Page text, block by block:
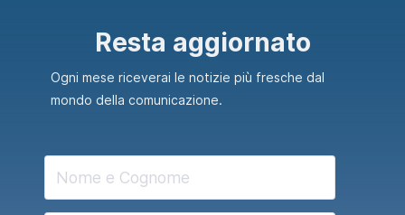
Resta aggiornato
Ogni mese riceverai le notizie più fresche dal
mondo della comunicazione.